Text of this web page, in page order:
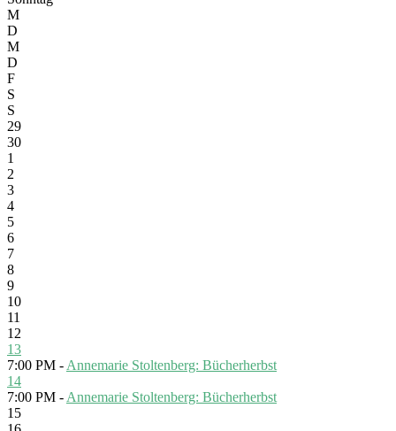
M
D
M
D
F
S
S
29
30
1
2
3
4
5
6
7
8
9
10
11
12
13
7:00 PM - Annemarie Stoltenberg: Bücherherbst
14
7:00 PM - Annemarie Stoltenberg: Bücherherbst
15